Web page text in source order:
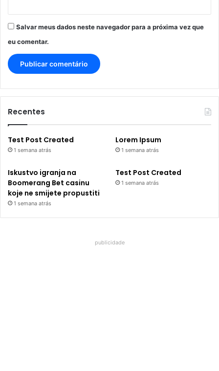
Salvar meus dados neste navegador para a próxima vez que
eu comentar.
Recentes
Test Post Created
1 semana atrás
Lorem Ipsum
1 semana atrás
Iskustvo igranja na
Boomerang Bet casinu
koje ne smijete propustiti
1 semana atrás
Test Post Created
1 semana atrás
publicidade